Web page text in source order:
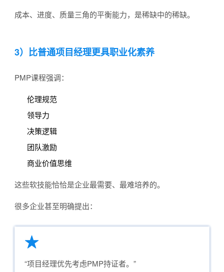
成本、进度、质量三角的平衡能力，是稀缺中的稀缺。
3）比普通项目经理更具职业化素养
PMP课程强调：
伦理规范
领导力
决策逻辑
团队激励
商业价值思维
这些软技能恰恰是企业最需要、最难培养的。
很多企业甚至明确提出：
★
“项目经理优先考虑PMP持证者。”